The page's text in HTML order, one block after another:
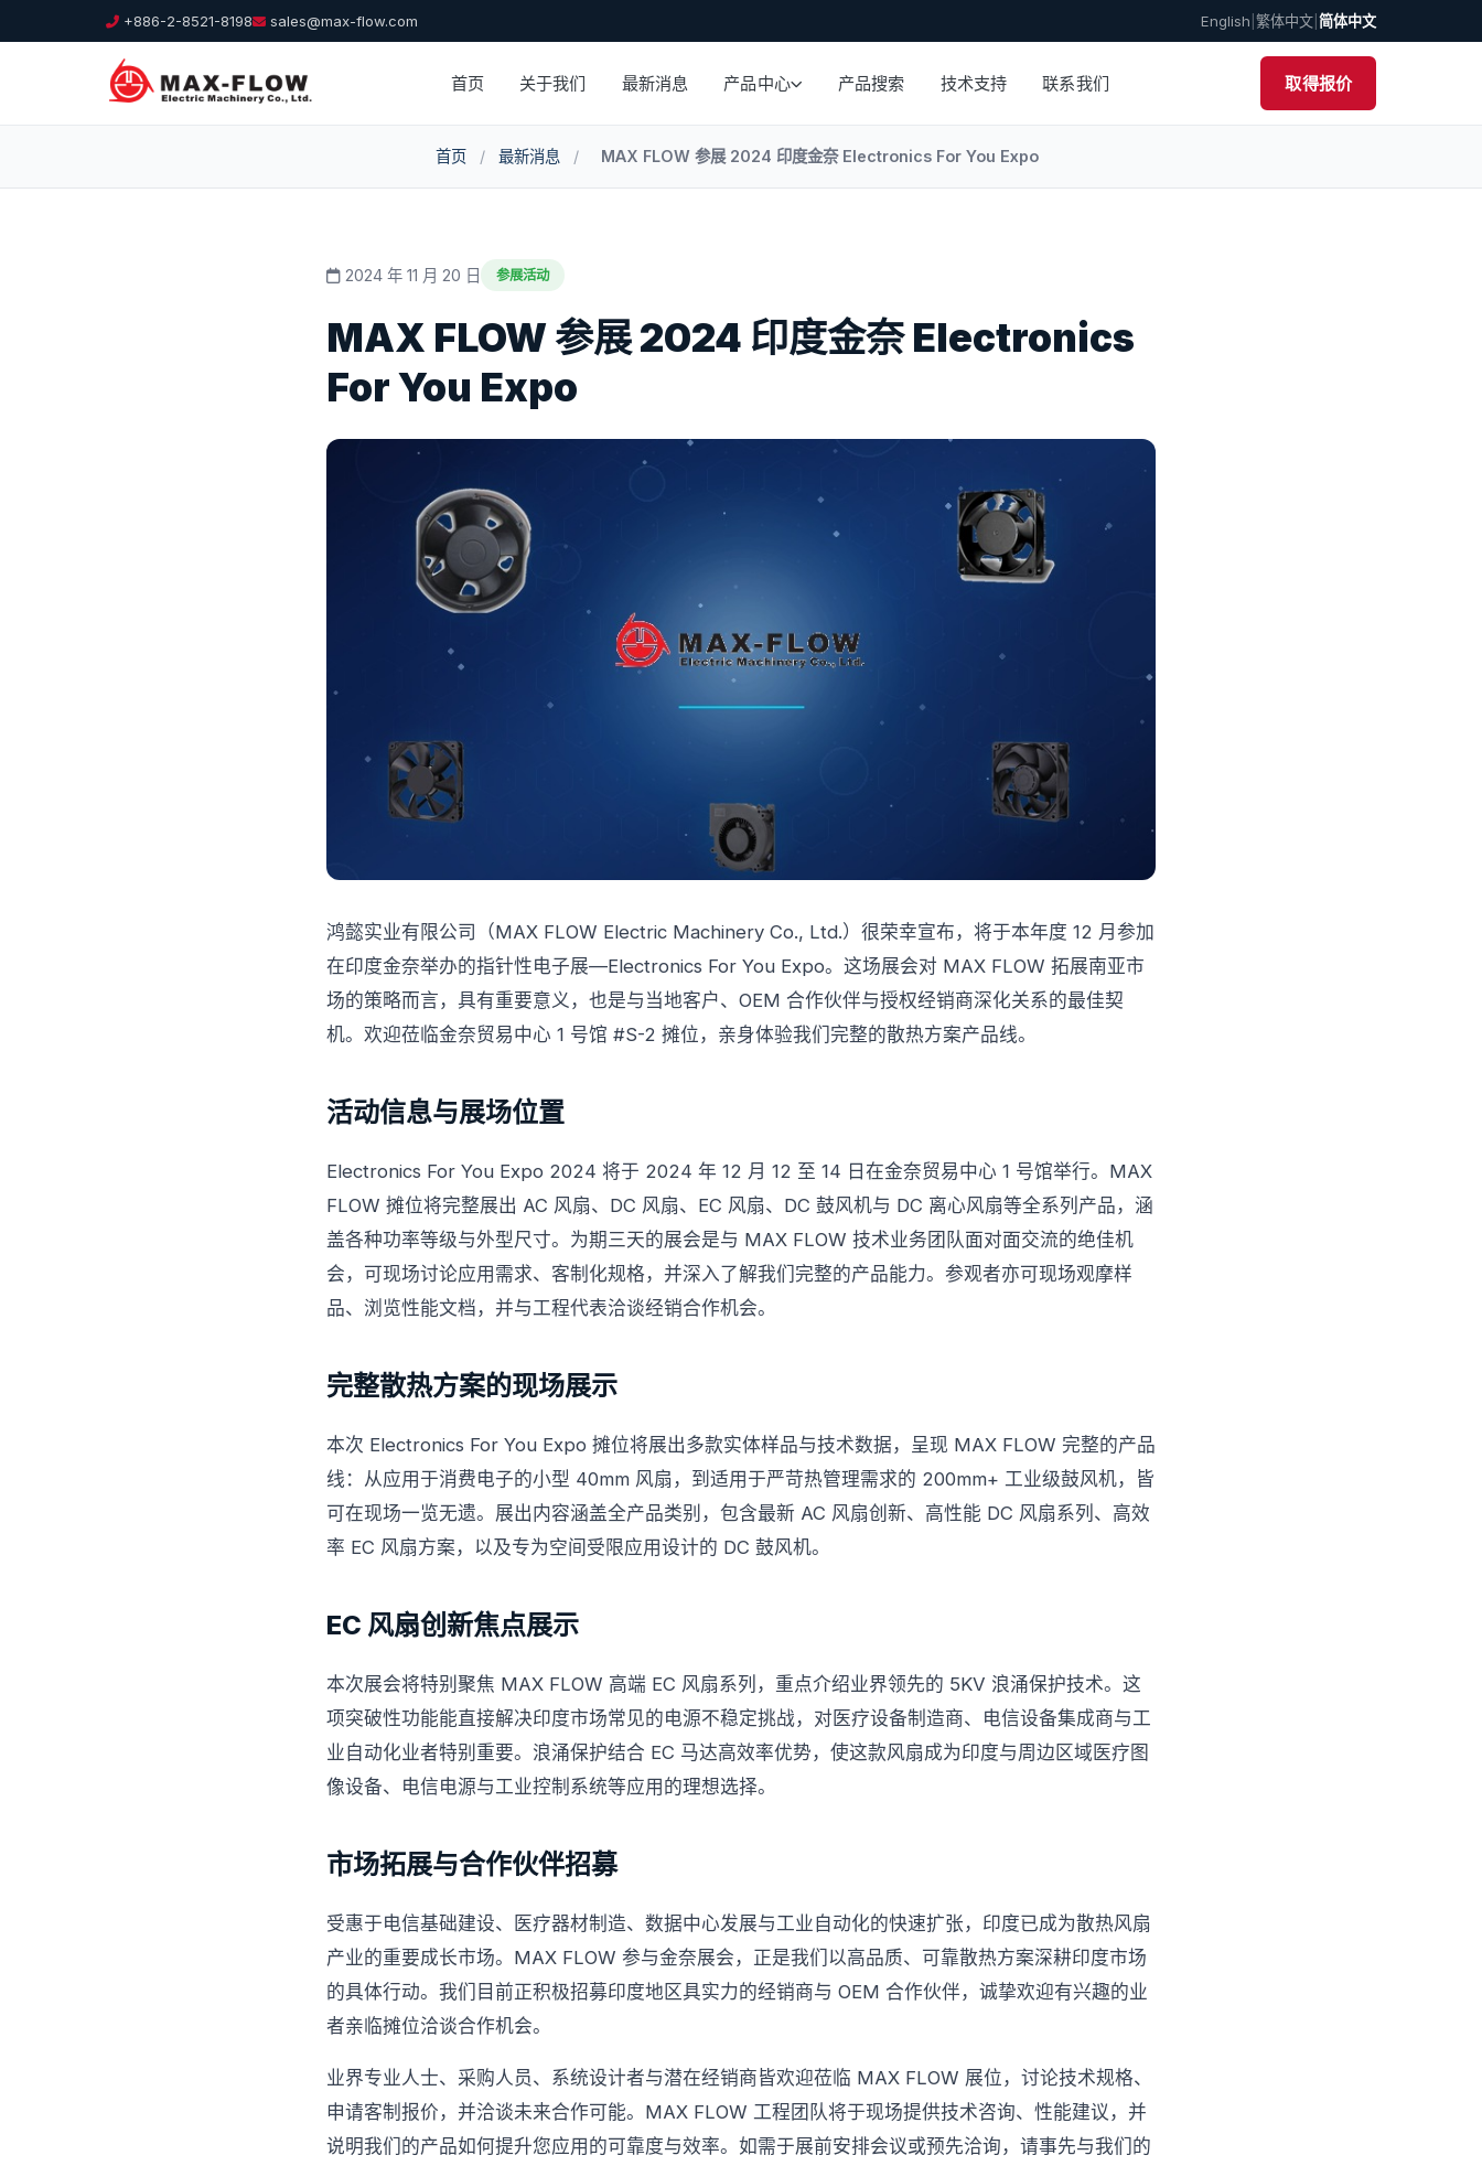
+886-2-8521-8198 sales@max-flow.com English 繁体中文 简体中文
首页 关于我们 最新消息 产品中心 产品搜索 技术支持 联系我们 取得报价
首页 / 最新消息 / MAX FLOW 参展 2024 印度金奈 Electronics For You Expo
2024 年 11 月 20 日 参展活动
MAX FLOW 参展 2024 印度金奈 Electronics
For You Expo
鸿懿实业有限公司（MAX FLOW Electric Machinery Co., Ltd.）很荣幸宣布，将于本年度 12 月参加
在印度金奈举办的指针性电子展—Electronics For You Expo。这场展会对 MAX FLOW 拓展南亚市
场的策略而言，具有重要意义，也是与当地客户、OEM 合作伙伴与授权经销商深化关系的最佳契
机。欢迎莅临金奈贸易中心 1 号馆 #S-2 摊位，亲身体验我们完整的散热方案产品线。
活动信息与展场位置
Electronics For You Expo 2024 将于 2024 年 12 月 12 至 14 日在金奈贸易中心 1 号馆举行。MAX
FLOW 摊位将完整展出 AC 风扇、DC 风扇、EC 风扇、DC 鼓风机与 DC 离心风扇等全系列产品，涵
盖各种功率等级与外型尺寸。为期三天的展会是与 MAX FLOW 技术业务团队面对面交流的绝佳机
会，可现场讨论应用需求、客制化规格，并深入了解我们完整的产品能力。参观者亦可现场观摩样
品、浏览性能文档，并与工程代表洽谈经销合作机会。
完整散热方案的现场展示
本次 Electronics For You Expo 摊位将展出多款实体样品与技术数据，呈现 MAX FLOW 完整的产品
线：从应用于消费电子的小型 40mm 风扇，到适用于严苛热管理需求的 200mm+ 工业级鼓风机，皆
可在现场一览无遗。展出内容涵盖全产品类别，包含最新 AC 风扇创新、高性能 DC 风扇系列、高效
率 EC 风扇方案，以及专为空间受限应用设计的 DC 鼓风机。
EC 风扇创新焦点展示
本次展会将特别聚焦 MAX FLOW 高端 EC 风扇系列，重点介绍业界领先的 5KV 浪涌保护技术。这
项突破性功能能直接解决印度市场常见的电源不稳定挑战，对医疗设备制造商、电信设备集成商与工
业自动化业者特别重要。浪涌保护结合 EC 马达高效率优势，使这款风扇成为印度与周边区域医疗图
像设备、电信电源与工业控制系统等应用的理想选择。
市场拓展与合作伙伴招募
受惠于电信基础建设、医疗器材制造、数据中心发展与工业自动化的快速扩张，印度已成为散热风扇
产业的重要成长市场。MAX FLOW 参与金奈展会，正是我们以高品质、可靠散热方案深耕印度市场
的具体行动。我们目前正积极招募印度地区具实力的经销商与 OEM 合作伙伴，诚挚欢迎有兴趣的业
者亲临摊位洽谈合作机会。
业界专业人士、采购人员、系统设计者与潜在经销商皆欢迎莅临 MAX FLOW 展位，讨论技术规格、
申请客制报价，并洽谈未来合作可能。MAX FLOW 工程团队将于现场提供技术咨询、性能建议，并
说明我们的产品如何提升您应用的可靠度与效率。如需于展前安排会议或预先洽询，请事先与我们的